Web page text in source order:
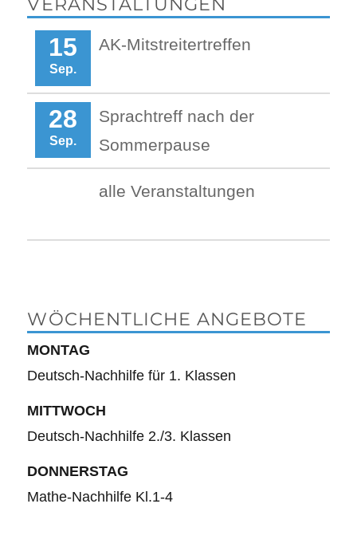
15
Sep.
AK-Mitstreitertreffen
28
Sep.
Sprachtreff nach der
Sommerpause
alle Veranstaltungen
WÖCHENTLICHE ANGEBOTE
MONTAG
Deutsch-Nachhilfe für 1. Klassen
MITTWOCH
Deutsch-Nachhilfe 2./3. Klassen
DONNERSTAG
Mathe-Nachhilfe Kl.1-4